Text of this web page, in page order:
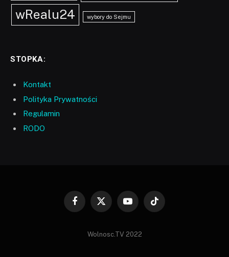
wRealu24 wybory do Sejmu
STOPKA:
Kontakt
Polityka Prywatności
Regulamin
RODO
Facebook
X
YouTubeTikTok
Wolnosc.TV 2022